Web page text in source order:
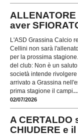
aver
L'ASD Grassina Calcio
Cellini non sarà
per la prossima
del club: Non è un
società intende
arrivato a Grassina
prima stagione il campi...
02/07/2026
A CERTALDO
CHIUDERE e